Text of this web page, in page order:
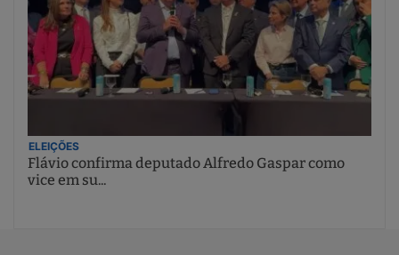
ELEIÇÕES
Flávio confirma deputado Alfredo Gaspar como
vice em su...